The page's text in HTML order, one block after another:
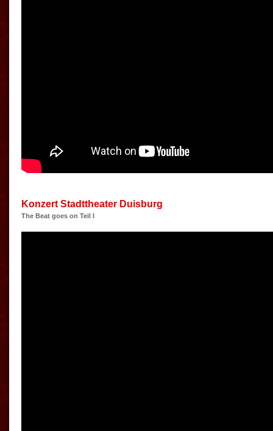
Konzert Stadttheater Duisburg
The Beat goes on Teil I